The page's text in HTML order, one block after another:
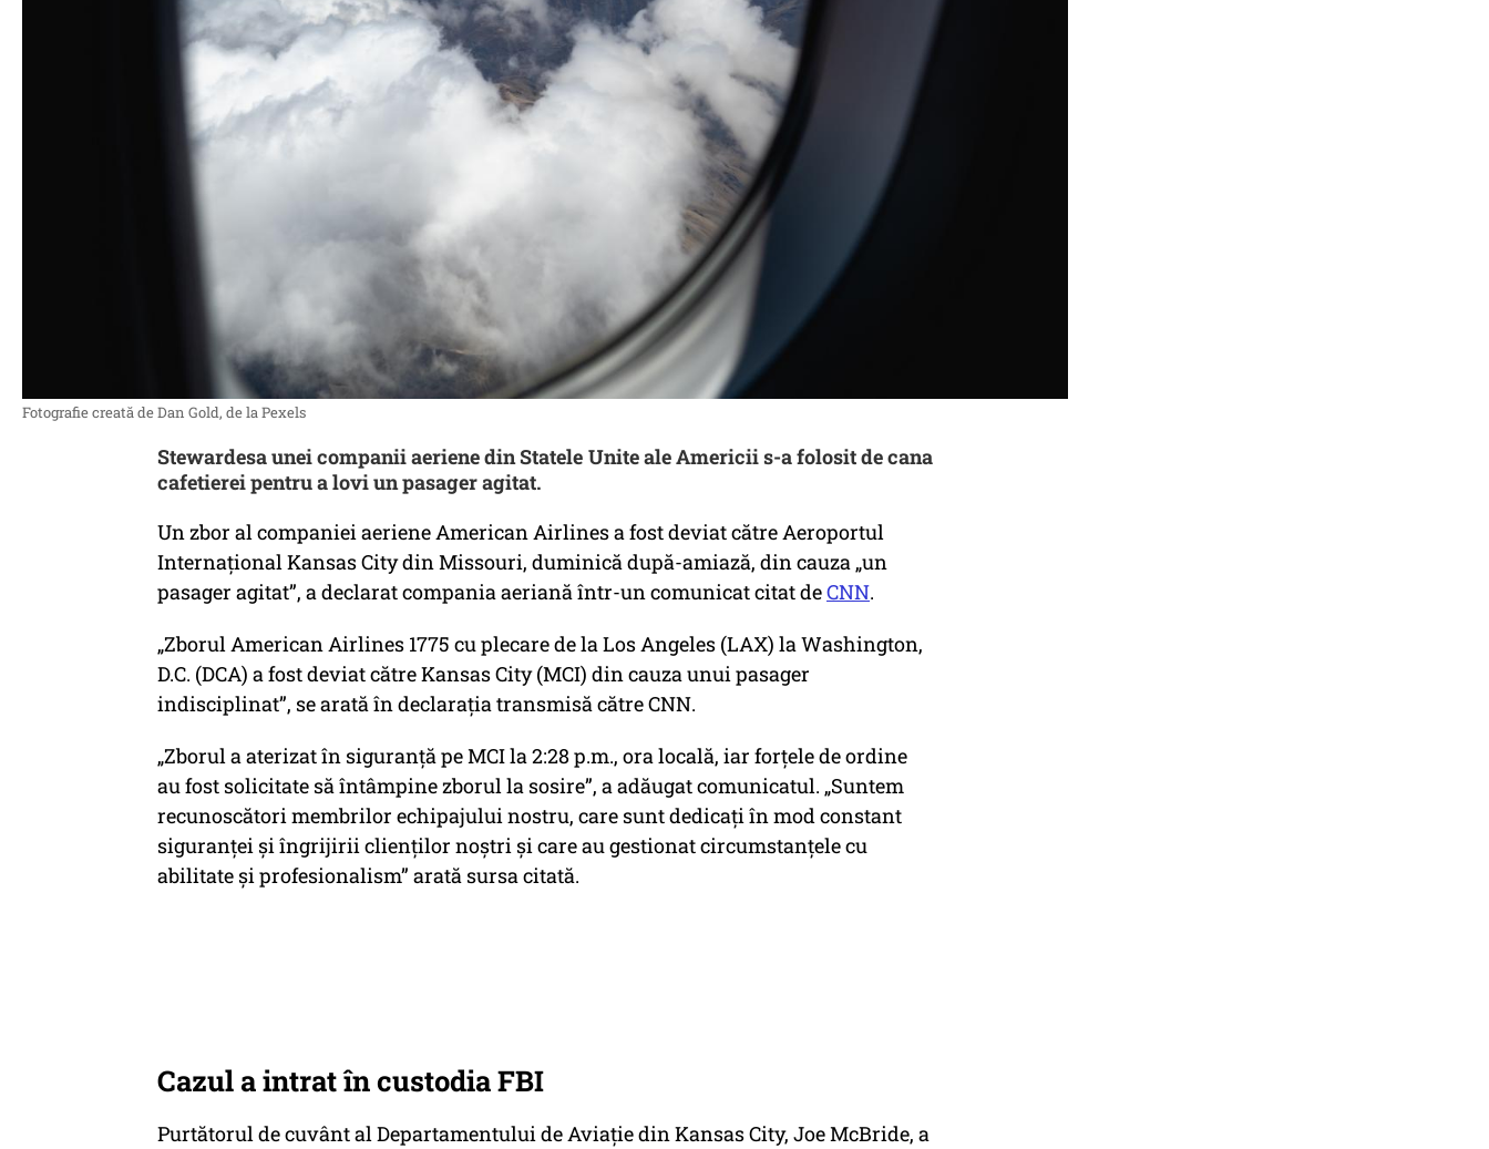
Fotografie creată de Dan Gold, de la Pexels
Stewardesa unei companii aeriene din Statele Unite ale Americii s-a folosit de cana
cafetierei pentru a lovi un pasager agitat.
Un zbor al companiei aeriene American Airlines a fost deviat către Aeroportul
Internațional Kansas City din Missouri, duminică după-amiază, din cauza „un
pasager agitat”, a declarat compania aeriană într-un comunicat citat deCNN.
„Zborul American Airlines 1775 cu plecare de la Los Angeles (LAX) la Washington,
D.C. (DCA) a fost deviat către Kansas City (MCI) din cauza unui pasager
indisciplinat”, se arată în declarația transmisă către CNN.
„Zborul a aterizat în siguranță pe MCI la 2:28 p.m., ora locală, iar forțele de ordine
au fost solicitate să întâmpine zborul la sosire”, a adăugat comunicatul. „Suntem
recunoscători membrilor echipajului nostru, care sunt dedicați în mod constant
siguranței și îngrijirii clienților noștri și care au gestionat circumstanțele cu
abilitate și profesionalism” arată sursa citată.
Cazul a intrat în custodia FBI
Purtătorul de cuvânt al Departamentului de Aviație din Kansas City, Joe McBride, a